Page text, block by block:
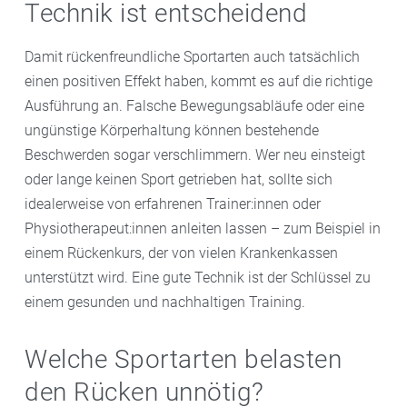
Technik ist entscheidend
Damit rückenfreundliche Sportarten auch tatsächlich
einen positiven Effekt haben, kommt es auf die richtige
Ausführung an. Falsche Bewegungsabläufe oder eine
ungünstige Körperhaltung können bestehende
Beschwerden sogar verschlimmern. Wer neu einsteigt
oder lange keinen Sport getrieben hat, sollte sich
idealerweise von erfahrenen Trainer:innen oder
Physiotherapeut:innen anleiten lassen – zum Beispiel in
einem Rückenkurs, der von vielen Krankenkassen
unterstützt wird. Eine gute Technik ist der Schlüssel zu
einem gesunden und nachhaltigen Training.
Welche Sportarten belasten
den Rücken unnötig?